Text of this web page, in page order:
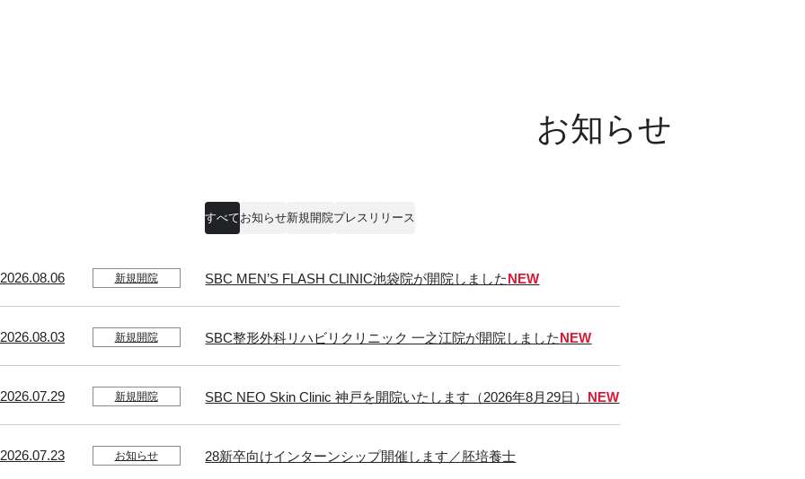
お知らせ
すべてお知らせ新規開院プレスリリース
2026.08.06 新規開院 SBC MEN’S FLASH CLINIC池袋院が開院しましたNEW
2026.08.03 新規開院 SBC整形外科リハビリクリニック 一之江院が開院しましたNEW
2026.07.29 新規開院 SBC NEO Skin Clinic 神戸を開院いたします（2026年8月29日） NEW
2026.07.23 お知らせ 28新卒向けインターンシップ開催します／胚培養士